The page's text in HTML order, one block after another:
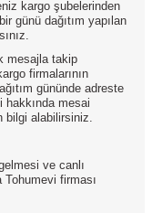
kargo şubelerinden
günü dağıtım yapılan
mesajla takip
firmalarının
gününde adreste
hakkında mesai
bilgi alabilirsiniz.
ve canlı
firması